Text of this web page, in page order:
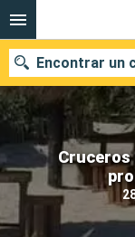
Cruceros
Encontrar un
Nuestros
Fecha de salida